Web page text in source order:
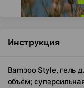
Инструкция
Bamboo Style, гель
объём;